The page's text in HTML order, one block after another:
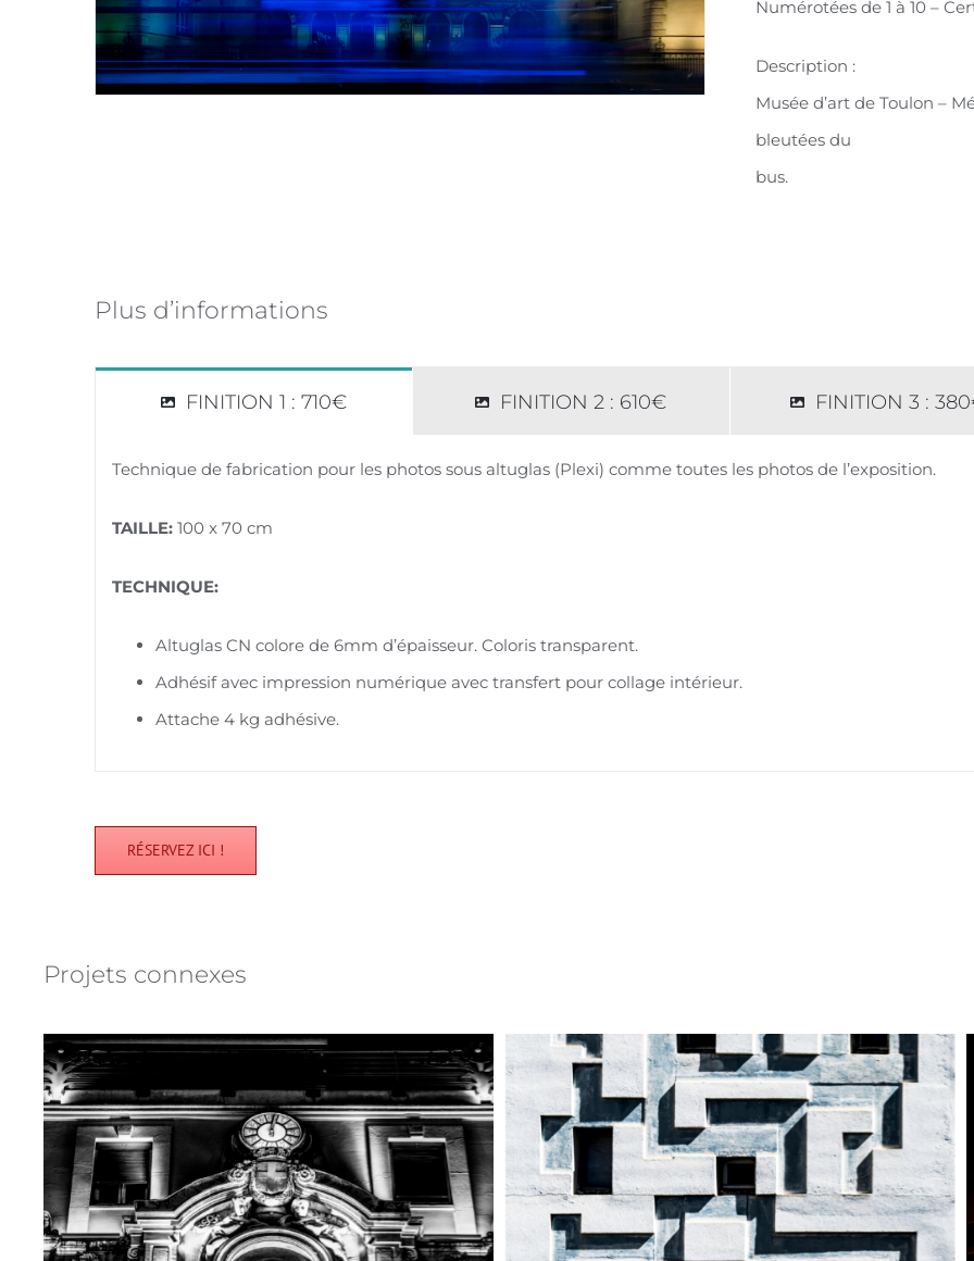
Numérotées de 1 à 10 –
Description :
Musée d’art de Toulon –
bleutées du
bus.
Plus d’informations
FINITION 1 : 710€ FINITION 2 : 610€ FINITION 3 :
Technique de fabrication pour les photos sous altuglas (Plexi) comme toutes les photos de l’exposition.
TAILLE:100 x 70 cm
TECHNIQUE:
Altuglas CN colore de 6mm d’épaisseur. Coloris transparent.
Adhésif avec impression numérique avec transfert pour collage intérieur.
Attache 4 kg adhésive.
RÉSERVEZ ICI !
Projets connexes